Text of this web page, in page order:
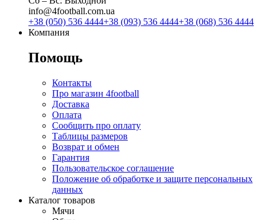
info@4football.com.ua
+38 (050) 536 4444+38 (093) 536 4444+38 (068) 536 4444
Компания
Помощь
Контакты
Про магазин 4football
Доставка
Оплата
Сообщить про оплату
Таблицы размеров
Возврат и обмен
Гарантия
Пользовательское соглашение
Положение об обработке и защите персональных
данных
Каталог товаров
Мячи